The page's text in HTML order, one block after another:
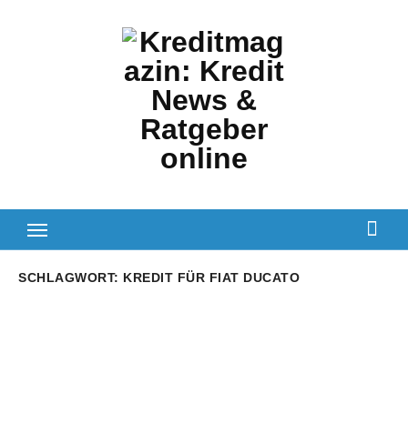
SCHLAGWORT: KREDIT FÜR FIAT DUCATO